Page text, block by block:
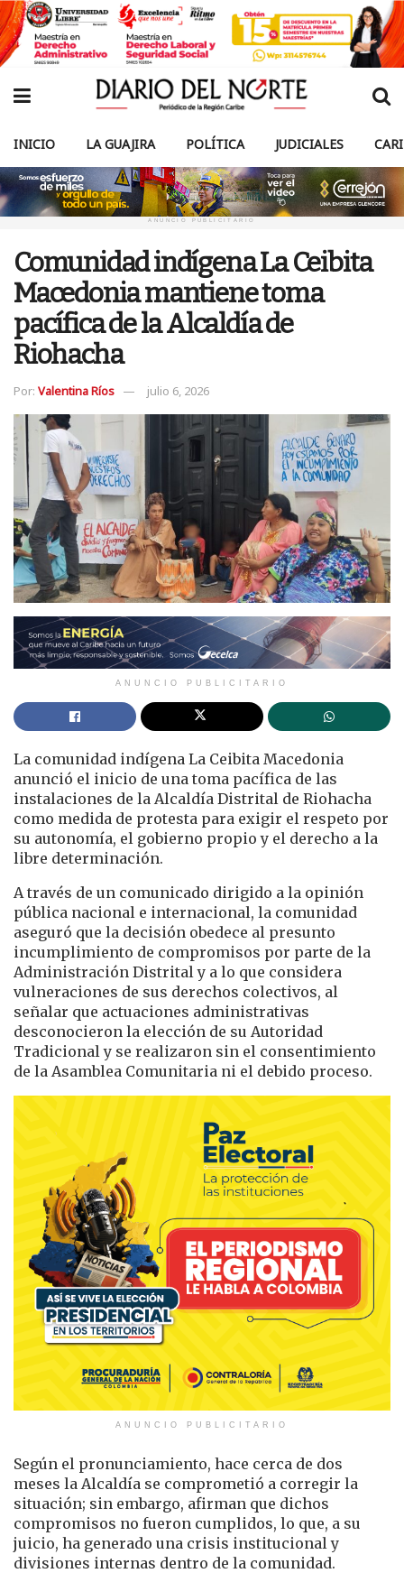
INICIO LA GUAJIRA POLÍTICA JUDICIALES
ANUNCIO PUBLICITARIO
Comunidad indígena La Ceibita
Macedonia mantiene toma
pacífica de la Alcaldía de
Riohacha
Por: Valentina Ríos julio 6, 2026
ANUNCIO PUBLICITARIO
La comunidad indígena La Ceibita Macedonia
anunció el inicio de una toma pacífica de las
instalaciones de la Alcaldía Distrital de Riohacha
como medida de protesta para exigir el respeto por
su autonomía, el gobierno propio y el derecho a la
libre determinación.
A través de un comunicado dirigido a la opinión
pública nacional e internacional, la comunidad
aseguró que la decisión obedece al presunto
incumplimiento de compromisos por parte de la
Administración Distrital y a lo que considera
vulneraciones de sus derechos colectivos, al
señalar que actuaciones administrativas
desconocieron la elección de su Autoridad
Tradicional y se realizaron sin el consentimiento
de la Asamblea Comunitaria ni el debido proceso.
ANUNCIO PUBLICITARIO
Según el pronunciamiento, hace cerca de dos
meses la Alcaldía se comprometió a corregir la
situación; sin embargo, afirman que dichos
compromisos no fueron cumplidos, lo que, a su
juicio, ha generado una crisis institucional y
divisiones internas dentro de la comunidad.